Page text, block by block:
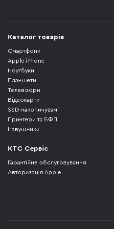
Каталог товарів
Смартфони
Apple iPhone
Ноутбуки
Планшети
Телевізори
Відеокарти
SSD-накопичувачі
Принтери та БФП
Навушники
КТС Сервіс
Гарантійне обслуговування
Авторизація Apple